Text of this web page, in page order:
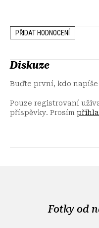
PŘIDAT HODNOCENÍ
Diskuze
Buďte první, kdo
Pouze registrovaní
příspěvky. Prosím
Fotky od